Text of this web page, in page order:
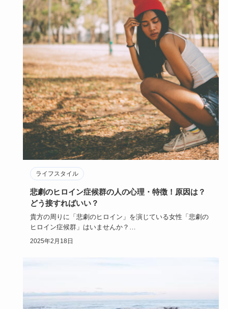
ライフスタイル
美人になりたい人必見！美人になる方法21選！顔・
外見の特徴とは？
「もっと美人になりたい」と思っているあなた。また「美人
になる方法」を知りたいあなた。美人と言われる人にはどん
な特徴があるで…
2022年3月29日